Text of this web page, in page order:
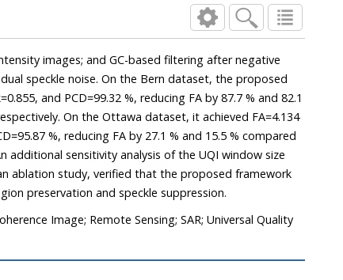
and GC-based filtering after negative
the Bern dataset, the proposed
Ottawa dataset, it achieved FA=4.134
the UQI window size
preservation and speckle suppression.
Image; Remote Sensing; SAR; Universal Quality